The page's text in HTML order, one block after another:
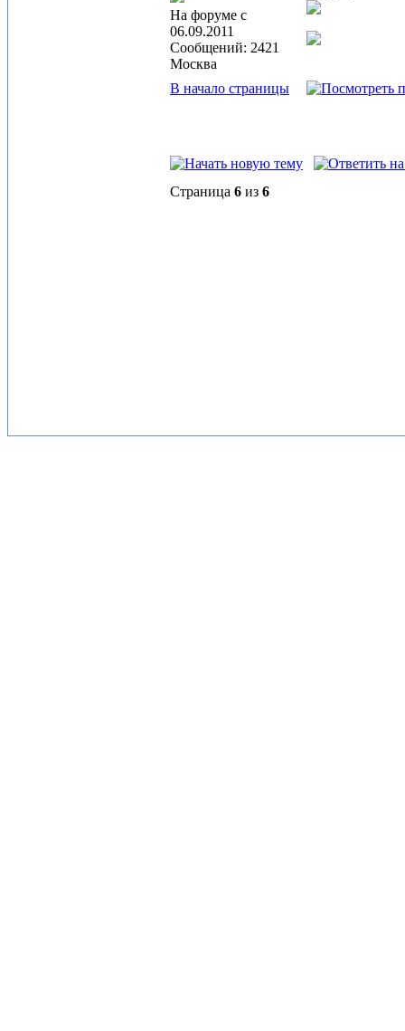
На форуме с
06.09.2011
Сообщений: 2421
Москва
В начало страницы
Страница 6 из 6